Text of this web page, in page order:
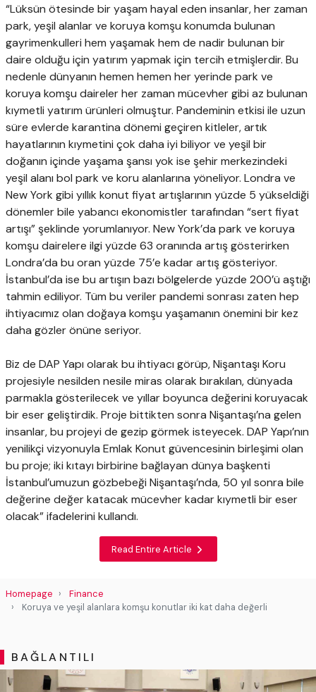
“Lüksün ötesinde bir yaşam hayal eden insanlar, her zaman
park, yeşil alanlar ve koruya komşu konumda bulunan
gayrimenkulleri hem yaşamak hem de nadir bulunan bir
daire olduğu için yatırım yapmak için tercih etmişlerdir. Bu
nedenle dünyanın hemen hemen her yerinde park ve
koruya komşu daireler her zaman mücevher gibi az bulunan
kıymetli yatırım ürünleri olmuştur. Pandeminin etkisi ile uzun
süre evlerde karantina dönemi geçiren kitleler, artık
hayatlarının kıymetini çok daha iyi biliyor ve yeşil bir
doğanın içinde yaşama şansı yok ise şehir merkezindeki
yeşil alanı bol park ve koru alanlarına yöneliyor. Londra ve
New York gibi yıllık konut fiyat artışlarının yüzde 5 yükseldiği
dönemler bile yabancı ekonomistler tarafından “sert fiyat
artışı” şeklinde yorumlanıyor. New York’da park ve koruya
komşu dairelere ilgi yüzde 63 oranında artış gösterirken
Londra’da bu oran yüzde 75’e kadar artış gösteriyor.
İstanbul’da ise bu artışın bazı bölgelerde yüzde 200’ü aştığı
tahmin ediliyor. Tüm bu veriler pandemi sonrası zaten hep
ihtiyacımız olan doğaya komşu yaşamanın önemini bir kez
daha gözler önüne seriyor.
Biz de DAP Yapı olarak bu ihtiyacı görüp, Nişantaşı Koru
projesiyle nesilden nesile miras olarak bırakılan, dünyada
parmakla gösterilecek ve yıllar boyunca değerini koruyacak
bir eser geliştirdik. Proje bittikten sonra Nişantaşı’na gelen
insanlar, bu projeyi de gezip görmek isteyecek. DAP Yapı’nın
yenilikçi vizyonuyla Emlak Konut güvencesinin birleşimi olan
bu proje; iki kıtayı birbirine bağlayan dünya başkenti
İstanbul’umuzun gözbebeği Nişantaşı’nda, 50 yıl sonra bile
değerine değer katacak mücevher kadar kıymetli bir eser
olacak” ifadelerini kullandı.
Read Entire Article
Homepage
Finance
Koruya ve yeşil alanlara komşu konutlar iki kat daha değerli
BAĞLANTILI